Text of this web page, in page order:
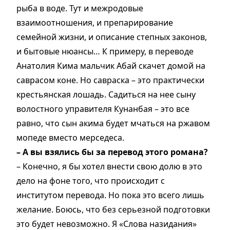
рыба в воде. Тут и межродовые
взаимоотношения, и препарирование
семейной жизни, и описание степных законов,
и бытовые нюансы… К примеру, в переводе
Анатолия Кима мальчик Абай скачет домой на
саврасом коне. Но савраска – это практически
крестьянская лошадь. Садиться на нее сыну
волостного управителя Кунанбая – это все
равно, что сын акима будет мчаться на ржавом
мопеде вместо мерседеса.
– А вы взялись бы за перевод этого романа?
– Конечно, я бы хотел внести свою долю в это
дело на фоне того, что происходит с
институтом перевода. Но пока это всего лишь
желание. Боюсь, что без серьезной подготовки
это будет невозможно. Я «Слова назидания»